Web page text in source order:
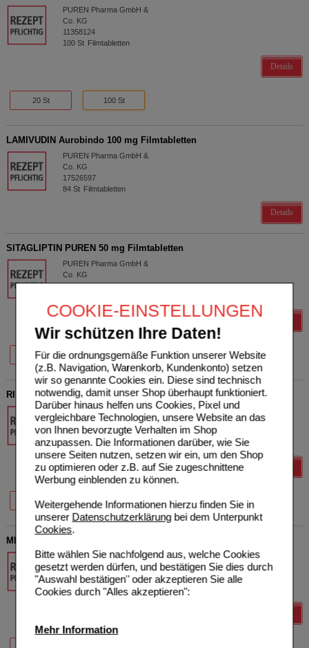
COOKIE-EINSTELLUNGEN
Wir schützen Ihre Daten!
Für die ordnungsgemäße Funktion unserer Website
(z.B. Navigation, Warenkorb, Kundenkonto) setzen
wir so genannte Cookies ein. Diese sind technisch
notwendig, damit unser Shop überhaupt funktioniert.
Darüber hinaus helfen uns Cookies, Pixel und
vergleichbare Technologien, unsere Website an das
von Ihnen bevorzugte Verhalten im Shop
anzupassen. Die Informationen darüber, wie Sie
unsere Seiten nutzen, setzen wir ein, um den Shop
zu optimieren oder z.B. auf Sie zugeschnittene
Werbung einblenden zu können.
Weitergehende Informationen hierzu finden Sie in
unserer Datenschutzerklärungbei dem Unterpunkt
Cookies.
Bitte wählen Sie nachfolgend aus, welche Cookies
gesetzt werden dürfen, und bestätigen Sie dies durch
"Auswahl bestätigen" oder akzeptieren Sie alle
Cookies durch "Alles akzeptieren":
Mehr Information
PUREN Pharma GmbH &
Co. KG
11358124
100 St Filmtabletten
Details
20 St 100 St
LAMIVUDIN Aurobindo 100 mg Filmtabletten
PUREN Pharma GmbH &
Co. KG
17526597
84 St Filmtabletten
Details
SITAGLIPTIN PUREN 50 mg Filmtabletten
PUREN Pharma GmbH &
Co. KG
17844908
28 St 98 St
RISPERIDON Aurobindo 1 mg Filmtabletten
PUREN Pharma GmbH &
Co. KG
07713507
100St Filmtabletten
20 St 50 St 100 St
MIRTAZAPIN Aurobindo 45 mg Filmtabletten
PUREN Pharma GmbH &
Co. KG
03675804
100St Filmtabletten